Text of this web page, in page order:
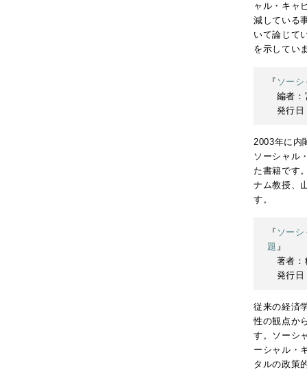
ャル・キャ
減している
いて論じて
を示してい
『 ソー
編者：
発行日
2003年に内
ソーシャル
た書籍です
ナム教授、
す。
『 ソー
題 』
著者：
発行日
従来の経済
性の観点か
す。ソーシ
ーシャル・
タルの政策